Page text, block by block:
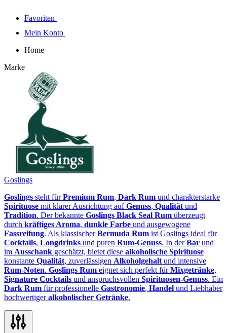
Favoriten
Mein Konto
Home
Marke
Goslings
Goslings steht fürPremium Rum, Dark Rum und charakterstarke
Spirituose mit klarer Ausrichtung aufGenuss, Qualität und
Tradition. Der bekannte Goslings Black Seal Rum überzeugt
durch kräftiges Aroma, dunkle Farbe und ausgewogene
Fassreifung. Als klassischerBermuda Rum ist Goslings ideal für
Cocktails, Longdrinks und puren Rum‑Genuss. In derBar und
im Ausschank geschätzt, bietet diese alkoholische Spirituose
konstante Qualität, zuverlässigen Alkoholgehalt und intensive
Rum‑Noten. Goslings Rum eignet sich perfekt fürMixgetränke,
Signature Cocktails und anspruchsvollen Spirituosen‑Genuss. Ein
Dark Rum für professionelle Gastronomie, Handel und Liebhaber
hochwertigeralkoholischer Getränke.